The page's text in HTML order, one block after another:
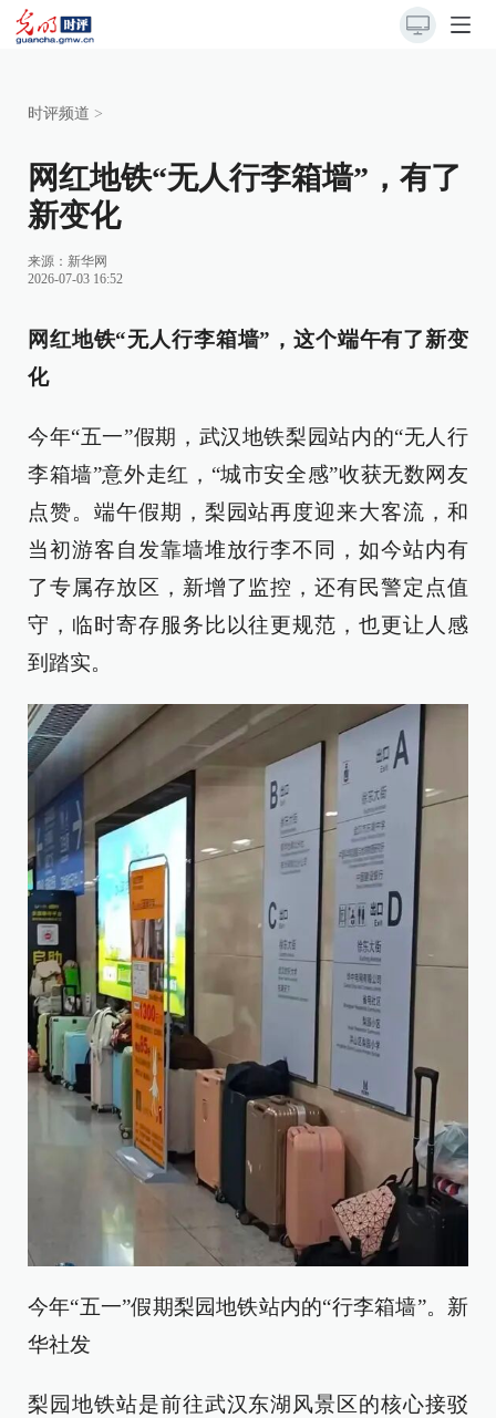
时评频道 >
网红地铁“无人行李箱墙”，有了
新变化
来源： 新华网
2026-07-03 16:52
网红地铁“无人行李箱墙”，这个端午有了新变
化
今年“五一”假期，武汉地铁梨园站内的“无人行
李箱墙”意外走红，“城市安全感”收获无数网友
点赞。端午假期，梨园站再度迎来大客流，和
当初游客自发靠墙堆放行李不同，如今站内有
了专属存放区，新增了监控，还有民警定点值
守，临时寄存服务比以往更规范，也更让人感
到踏实。
今年“五一”假期梨园地铁站内的“行李箱墙”。新
华社发
梨园地铁站是前往武汉东湖风景区的核心接驳